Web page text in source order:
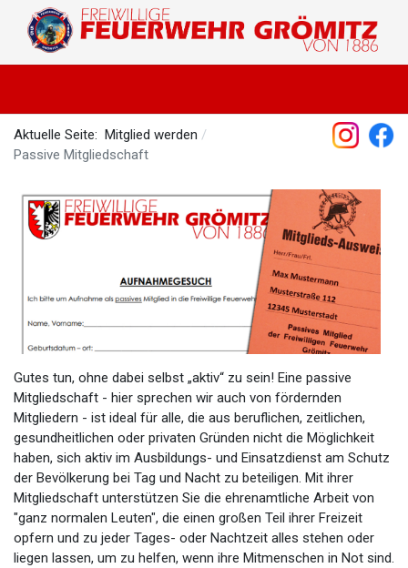
Aktuelle Seite:
Mitglied werden
Passive Mitgliedschaft
Gutes tun, ohne dabei selbst „aktiv“ zu sein! Eine passive
Mitgliedschaft - hier sprechen wir auch von fördernden
Mitgliedern - ist ideal für alle, die aus beruflichen, zeitlichen,
gesundheitlichen oder privaten Gründen nicht die Möglichkeit
haben, sich aktiv im Ausbildungs- und Einsatzdienst am Schutz
der Bevölkerung bei Tag und Nacht zu beteiligen. Mit ihrer
Mitgliedschaft unterstützen Sie die ehrenamtliche Arbeit von
"ganz normalen Leuten", die einen großen Teil ihrer Freizeit
opfern und zu jeder Tages- oder Nachtzeit alles stehen oder
liegen lassen, um zu helfen, wenn ihre Mitmenschen in Not sind.